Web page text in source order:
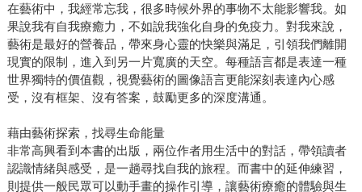
在藝術中，我經常忘我，很多時候外界的事物不太能影響我。如
果說我有自我療癒力，不如說我強化自身的免疫力。對我來說，
藝術是最好的營養品，帶來身心靈的快樂與滿足，引領我們離開
現實的限制，進入到另一片寬廣的天空。每種語言都是表達一種
世界獨特的價值觀，視覺藝術的圖像語言更能深刻表達內心感
受，沒有框架、沒有答案，鼓勵更多的深度溝通。
藉由藝術探索，找尋生命能量
非常高興看到本書的出版，兩位作者用生活中的對話，帶領讀者
認識情緒與感受，是一趟尋找自我的旅程。而書中的延伸練習，
則提供一般民眾可以動手畫的操作引導，讓藝術療癒的體驗與生